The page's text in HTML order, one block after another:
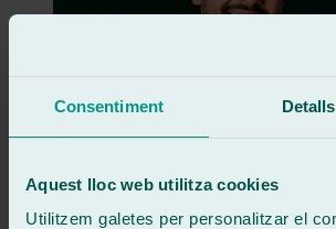
Consentiment Detalls
Aquest lloc web utilitza cookies
Utilitzem galetes per personalitzar el